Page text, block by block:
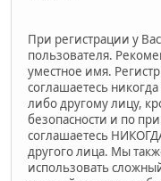
При регистрации у
пользователя.
уместное имя.
соглашаетесь
либо другому лицу,
безопасности и по
соглашаетесь
другого лица. Мы
использовать